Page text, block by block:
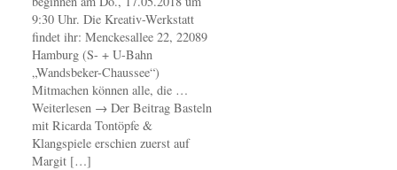
9:30 Uhr. Die Kreativ-Werkstatt
findet ihr: Menckesallee 22, 22089
Hamburg (S- + U-Bahn
„Wandsbeker-Chaussee“)
Mitmachen können alle, die …
Weiterlesen → Der Beitrag Basteln
mit Ricarda Tontöpfe &
Klangspiele erschien zuerst auf
Margit […]